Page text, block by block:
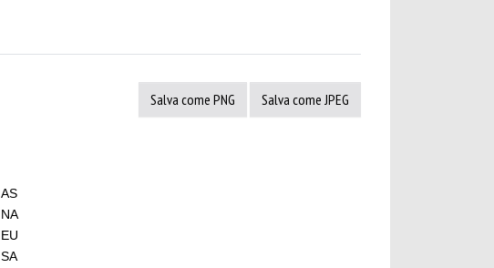
Salva come PNG Salva come JPEG
AS
NA
EU
SA